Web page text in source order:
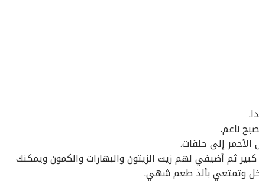
ناعم.
إلى حلقات.
ثم أضيفي لهم زيت الزيتون والبهارات والكمون ويمكنك
وتمتعي بألذ طعم شهي.